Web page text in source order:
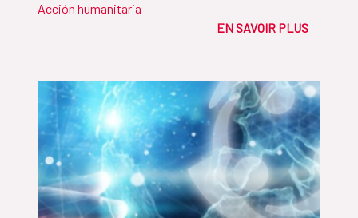
Acción humanitaria
EN SAVOIR PLUS